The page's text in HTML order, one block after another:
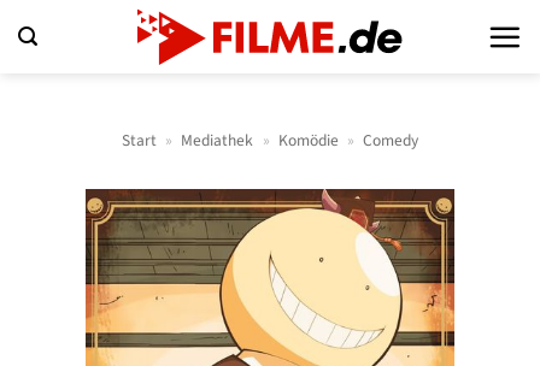
Inhalt
Start » Mediathek » Komödie » Comedy